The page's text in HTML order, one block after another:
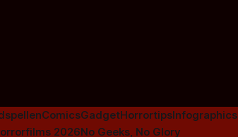
ComicsGadgetHorrortipsInfographics
2026No Geeks, No Glory